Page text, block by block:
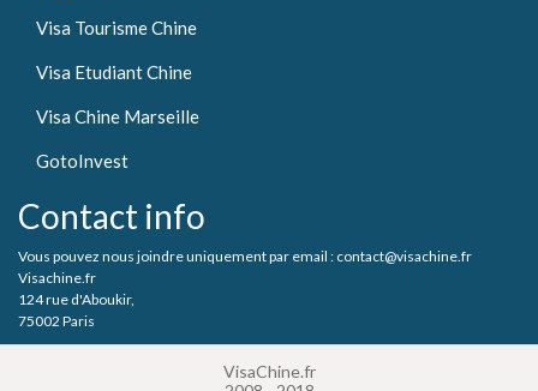
Visa Tourisme Chine
Visa Etudiant Chine
Visa Chine Marseille
GotoInvest
Contact info
Vous pouvez nous joindre uniquement par email : contact@visachine.fr
Visachine.fr
124 rue d'Aboukir,
75002 Paris
VisaChine.fr